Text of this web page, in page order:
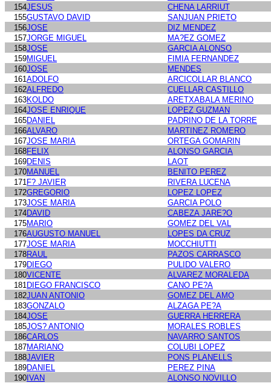
154JESUS
CHENA LARRIUT
155GUSTAVO DAVID
SANJUAN PRIETO
156JOSE
DIZ MENDEZ
157JORGE MIGUEL
MA?EZ GOMEZ
158JOSE
GARCIA ALONSO
159MIGUEL
FIMIA FERNANDEZ
160JOSE
MENDES
161ADOLFO
ARCICOLLAR BLANCO
162ALFREDO
CUELLAR CASTILLO
163KOLDO
ARETXABALA MERINO
164JOSE ENRIQUE
LOPEZ GUZMAN
165DANIEL
PADRINO DE LA TORRE
166ALVARO
MARTINEZ ROMERO
167JOSE MARIA
ORTEGA GOMARIN
168FELIX
ALONSO GARCIA
169DENIS
LAOT
170MANUEL
BENITO PEREZ
171F? JAVIER
RIVERA LUCENA
172GREGORIO
LOPEZ LOPEZ
173JOSE MARIA
GARCIA POLO
174DAVID
CABEZA JARE?O
175MARIO
GOMEZ DEL VAL
176AUGUSTO MANUEL
LOPES DA CRUZ
177JOSE MARIA
MOCCHIUTTI
178RAUL
PAZOS CARRASCO
179DIEGO
PULIDO VALERO
180VICENTE
ALVAREZ MORALEDA
181DIEGO FRANCISCO
CANO PE?A
182JUAN ANTONIO
GOMEZ DEL AMO
183GONZALO
ALZAGA PE?A
184JOSE
GUERRA HERRERA
185JOS? ANTONIO
MORALES ROBLES
186CARLOS
NAVARRO SANTOS
187MARIANO
COLUBI LOPEZ
188JAVIER
PONS PLANELLS
189DANIEL
PEREZ PINA
190 IVAN
ALONSO NOVILLO